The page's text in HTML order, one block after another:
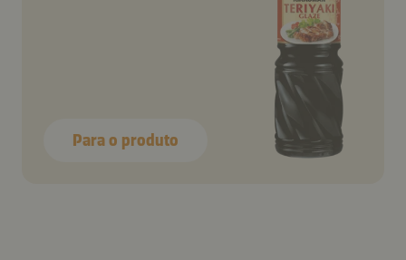
Para o produto